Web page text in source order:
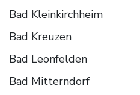
Bad Kleinkirchheim
Bad Kreuzen
Bad Leonfelden
Bad Mitterndorf